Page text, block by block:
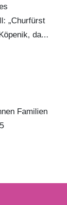
„Churfürst
da...
Familien